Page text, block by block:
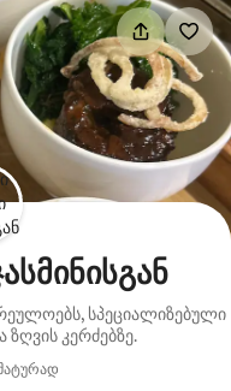
სპეციალიზებული
კერძებზე.